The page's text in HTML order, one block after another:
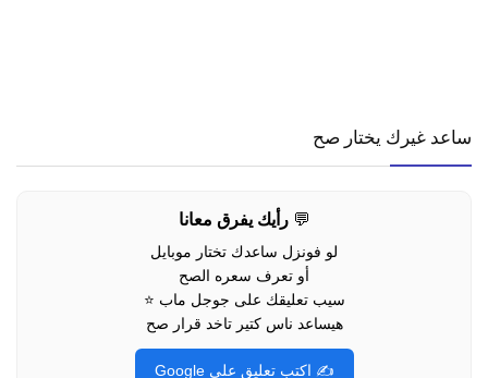
ساعد غيرك يختار صح
💬رأيك يفرق معانا
لو فونزل ساعدك تختار موبايل
أو تعرف سعره الصح
سيب تعليقك على جوجل ماب ⭐
هيساعد ناس كتير تاخد قرار صح
✍️ اكتب تعليق على Google